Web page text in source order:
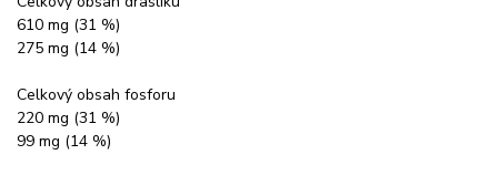
610 mg (31 %)
275 mg (14 %)
Celkový obsah fosforu
220 mg (31 %)
99 mg (14 %)